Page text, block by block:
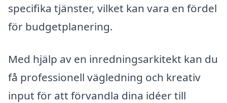
specifika tjänster, vilket kan vara en fördel
för budgetplanering.
Med hjälp av en inredningsarkitekt kan du
få professionell vägledning och kreativ
input för att förvandla dina idéer till